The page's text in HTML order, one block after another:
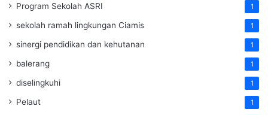
Program Sekolah ASRI 1
sekolah ramah lingkungan Ciamis 1
sinergi pendidikan dan kehutanan 1
balerang 1
diselingkuhi 1
Pelaut 1